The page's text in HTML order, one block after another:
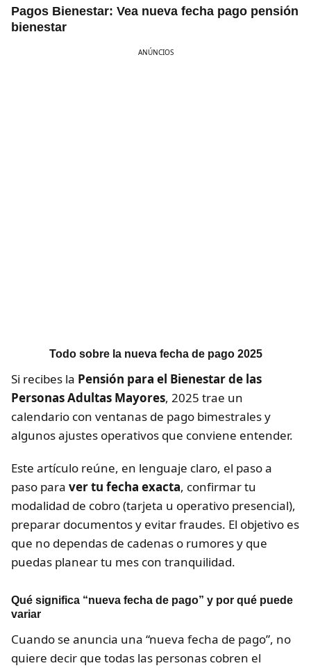
Pagos Bienestar: Vea nueva fecha pago pensión
bienestar
ANÚNCIOS
Todo sobre la nueva fecha de pago 2025
Si recibes la Pensión para el Bienestar de las
Personas Adultas Mayores, 2025 trae un
calendario con ventanas de pago bimestrales y
algunos ajustes operativos que conviene entender.
Este artículo reúne, en lenguaje claro, el paso a
paso para ver tu fecha exacta, confirmar tu
modalidad de cobro (tarjeta u operativo presencial),
preparar documentos y evitar fraudes. El objetivo es
que no dependas de cadenas o rumores y que
puedas planear tu mes con tranquilidad.
Qué significa “nueva fecha de pago” y por qué puede
variar
Cuando se anuncia una “nueva fecha de pago”, no
quiere decir que todas las personas cobren el